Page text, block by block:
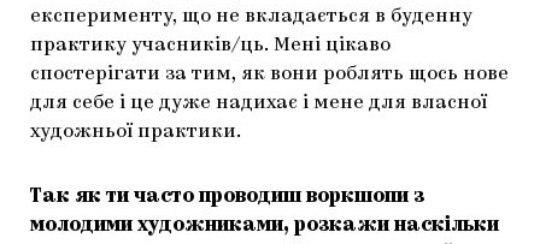
експерименту, що не вкладається в буденну
практику учасників/ць. Мені цікаво
спостерігати за тим, як вони роблять щось нове
для себе і це дуже надихає і мене для власної
художньої практики.
Так як ти часто проводиш воркшопи з
молодими художниками, розкажи наскільки